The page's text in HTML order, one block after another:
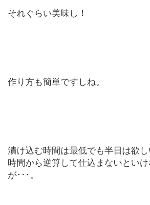
それぐらい美味し！
作り方も簡単ですしね。
漬け込む時間は最低でも半日は欲
時間から逆算して仕込まないとい
が･･･。